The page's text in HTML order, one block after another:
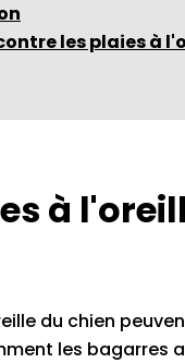
les plaies à
à
du chien
les bagarres